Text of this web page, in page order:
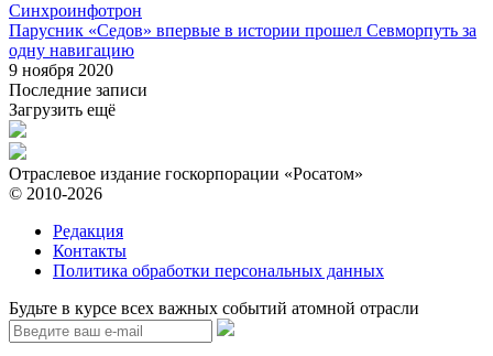
Синхроинфотрон
Парусник «Седов» впервые в истории прошел Севморпуть за
одну навигацию
9 ноября 2020
Последние записи
Загрузить ещё
Отраслевое издание госкорпорации «Росатом»
© 2010-2026
Редакция
Контакты
Политика обработки персональных данных
Будьте в курсе всех важных событий атомной отрасли